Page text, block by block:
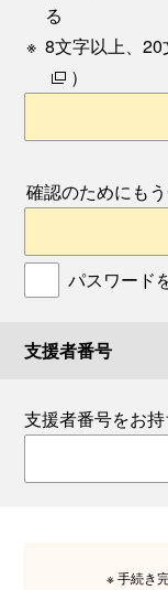
る
※ 8文字以上、
）
確認のためにも
パスワード
支援者番号
支援者番号をお持
※ 手続き